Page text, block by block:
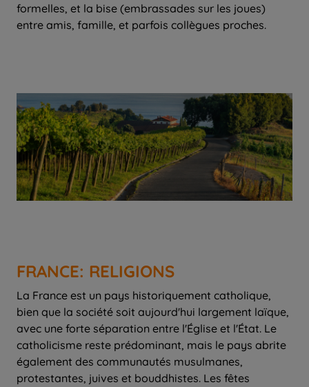
formelles, et la bise (embrassades sur les joues)
entre amis, famille, et parfois collègues proches.
FRANCE: RELIGIONS
La France est un pays historiquement catholique,
bien que la société soit aujourd'hui largement laïque,
avec une forte séparation entre l'Église et l'État. Le
catholicisme reste prédominant, mais le pays abrite
également des communautés musulmanes,
protestantes, juives et bouddhistes. Les fêtes